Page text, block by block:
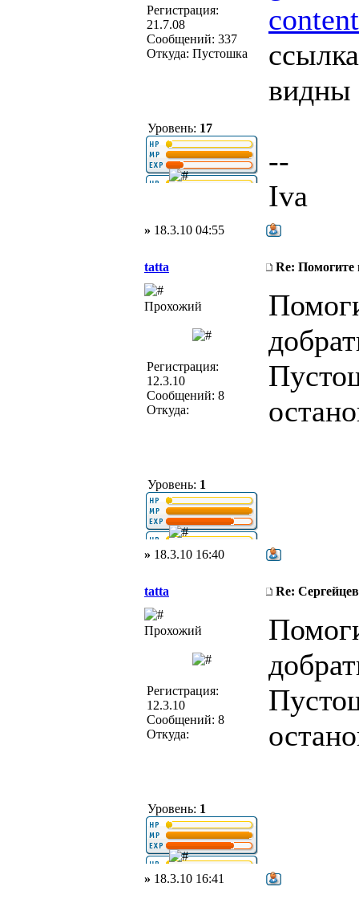
Регистрация:
21.7.08
Сообщений: 337
Откуда: Пустошка
Уровень: 17
видны
--
Iva
» 18.3.10 04:55
tatta Re:
Прохожий
Регистрация:
12.3.10
Сообщений: 8
Откуда:
Уровень: 1
» 18.3.10 16:40
tatta Re:
Прохожий
Регистрация:
12.3.10
Сообщений: 8
Откуда:
Уровень: 1
» 18.3.10 16:41